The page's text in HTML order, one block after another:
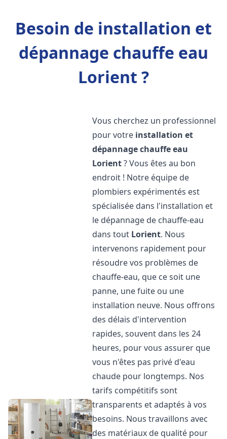
Besoin de installation et
dépannage chauffe eau
Lorient ?
Vous cherchez un professionnel
pour votre installation et
dépannage chauffe eau
Lorient? Vous êtes au bon
endroit ! Notre équipe de
plombiers expérimentés est
spécialisée dans l'installation et
le dépannage de chauffe-eau
dans tout Lorient. Nous
intervenons rapidement pour
résoudre vos problèmes de
chauffe-eau, que ce soit une
panne, une fuite ou une
installation neuve. Nous offrons
des délais d'intervention
rapides, souvent dans les 24
heures, pour vous assurer que
vous n'êtes pas privé d'eau
chaude pour longtemps. Nos
tarifs compétitifs sont
transparents et adaptés à vos
besoins. Nous travaillons avec
des matériaux de qualité pour